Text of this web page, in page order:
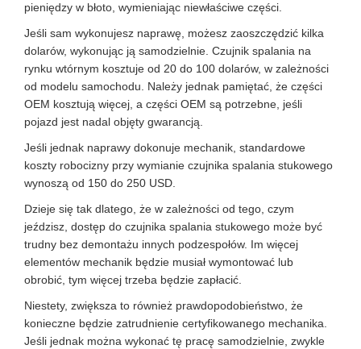
pieniędzy w błoto, wymieniając niewłaściwe części.
Jeśli sam wykonujesz naprawę, możesz zaoszczędzić kilka
dolarów, wykonując ją samodzielnie. Czujnik spalania na
rynku wtórnym kosztuje od 20 do 100 dolarów, w zależności
od modelu samochodu. Należy jednak pamiętać, że części
OEM kosztują więcej, a części OEM są potrzebne, jeśli
pojazd jest nadal objęty gwarancją.
Jeśli jednak naprawy dokonuje mechanik, standardowe
koszty robocizny przy wymianie czujnika spalania stukowego
wynoszą od 150 do 250 USD.
Dzieje się tak dlatego, że w zależności od tego, czym
jeździsz, dostęp do czujnika spalania stukowego może być
trudny bez demontażu innych podzespołów. Im więcej
elementów mechanik będzie musiał wymontować lub
obrobić, tym więcej trzeba będzie zapłacić.
Niestety, zwiększa to również prawdopodobieństwo, że
konieczne będzie zatrudnienie certyfikowanego mechanika.
Jeśli jednak można wykonać tę pracę samodzielnie, zwykle